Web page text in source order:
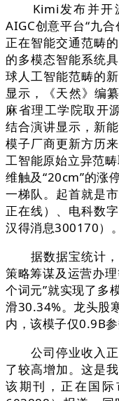
Kimi发布并开
AIGC创意平台“九
正在智能交通范畴
的多模态智能系统
球人工智能范畴的
显示，《天然》编
麻省理工学院取开
结合演讲显示，新
模子厂商更新方历
工智能原始立异范
维触及“20cm”的涨
一梯队。起首就是
正在线）、电科数
汉得消息300170）。
据数据宝统计，
策略筹谋及运营办
个词元”就实现了多
滑30.34%。龙头股
内，该模子仅0.9B参
公司停业收入正
了较高增加。这是
该期刊，正在国